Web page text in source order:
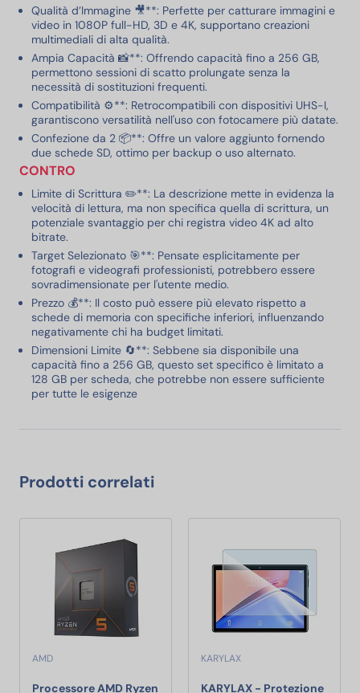
Qualità d’Immagine 🎥**: Perfette per catturare immagini e
video in 1080P full-HD, 3D e 4K, supportano creazioni
multimediali di alta qualità.
Ampia Capacità 📸**: Offrendo capacità fino a 256 GB,
permettono sessioni di scatto prolungate senza la
necessità di sostituzioni frequenti.
Compatibilità ⚙️**: Retrocompatibili con dispositivi UHS-I,
garantiscono versatilità nell'uso con fotocamere più datate.
Confezione da 2 📦**: Offre un valore aggiunto fornendo
due schede SD, ottimo per backup o uso alternato.
CONTRO
Limite di Scrittura ✏️**: La descrizione mette in evidenza la
velocità di lettura, ma non specifica quella di scrittura, un
potenziale svantaggio per chi registra video 4K ad alto
bitrate.
Target Selezionato 🎯**: Pensate esplicitamente per
fotografi e videografi professionisti, potrebbero essere
sovradimensionate per l'utente medio.
Prezzo 💰**: Il costo può essere più elevato rispetto a
schede di memoria con specifiche inferiori, influenzando
negativamente chi ha budget limitati.
Dimensioni Limite 🔄**: Sebbene sia disponibile una
capacità fino a 256 GB, questo set specifico è limitato a
128 GB per scheda, che potrebbe non essere sufficiente
per tutte le esigenze
Prodotti correlati
AMD
Processore AMD Ryzen
KARYLAX
KARYLAX - Protezione